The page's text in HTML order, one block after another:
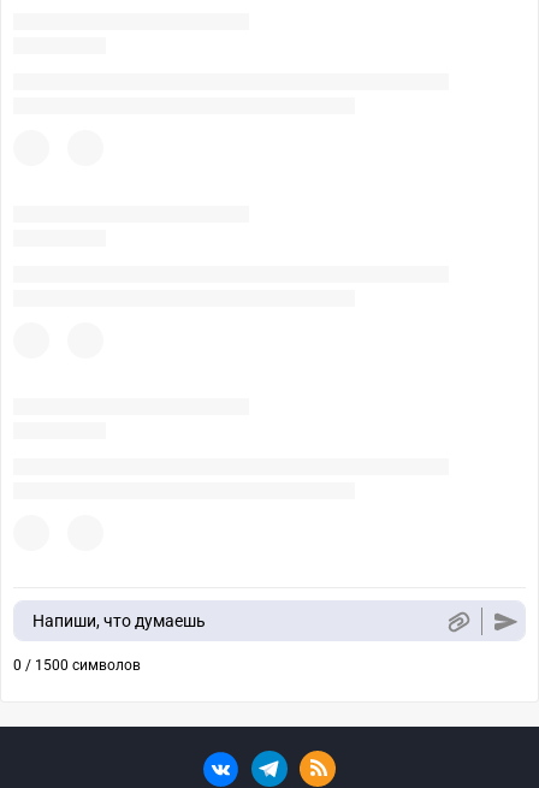
Напиши, что думаешь
0 / 1500 символов